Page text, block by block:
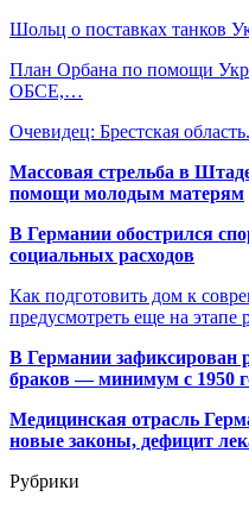
Шольц о поставках танков
План Орбана по помощи
ОБСЕ,…
Очевидец: Брестская
Массовая стрельба в
помощи молодым матерям
В Германии обострился
социальных расходов
Как подготовить дом к
предусмотреть еще на этапе
В Германии зафиксирован
браков — минимум с 1950
Медицинская отрасль
новые законы, дефицит
Рубрики